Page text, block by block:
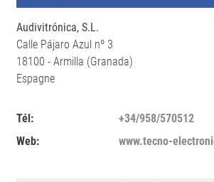
Audivitrónica, S.L.
Calle Pájaro Azul nº 3
18100 - Armilla (Granada)
Espagne
Tél:
+34/958/570512
Web:
www.tecno-